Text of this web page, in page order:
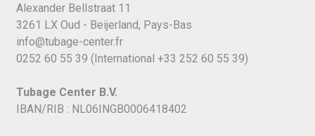
Alexander Bellstraat 11
3261 LX Oud - Beijerland, Pays-Bas
info@tubage-center.fr
0252 60 55 39 (International +33 252 60 55 39)
Tubage Center B.V.
IBAN/RIB : NL06INGB0006418402